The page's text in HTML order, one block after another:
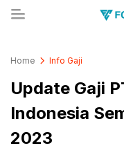
Home Info Gaji
Update Gaji
Indonesia
2023